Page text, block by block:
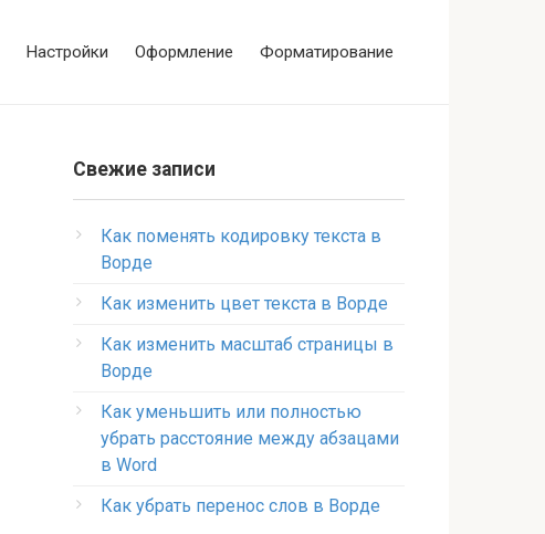
Настройки Оформление Форматирование
Свежие записи
Как поменять кодировку текста в
Ворде
Как изменить цвет текста в Ворде
Как изменить масштаб страницы в
Ворде
Как уменьшить или полностью
убрать расстояние между абзацами
в Word
Как убрать перенос слов в Ворде